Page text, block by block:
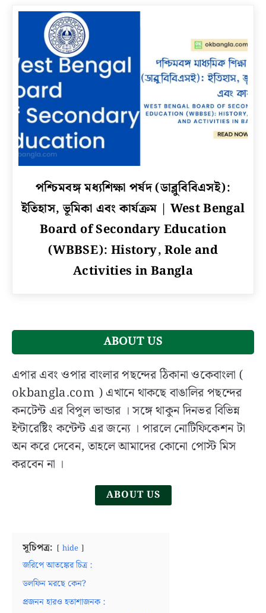
চিকিৎসা
details
of
Hypothyroidism
in
Bengali
to
পশ্চিমবঙ্গ
মধ্যশিক্ষা
(ডাব্লুবিবিএসই):
|
Bengal
Board
of
Secondary
Education
(WBBSE):
History,
Role
and
পশ্চিমবঙ্গ মধ্যশিক্ষা পর্ষদ (ডাব্লুবিবিএসই):
ইতিহাস, ভূমিকা এবং কার্যক্রম | West Bengal
Board of Secondary Education
(WBBSE): History, Role and
Activities in Bangla
ABOUT US
এপার এবং ওপার বাংলার পছন্দের ঠিকানা ওকেবাংলা (
okbangla.com ) এখানে থাকছে বাঙালির পছন্দের
কনটেন্ট এর বিপুল ভান্ডার । সঙ্গে থাকুন দিনভর বিভিন্ন
ইন্টারেষ্টিং কন্টেন্ট এর জন্যে । পারলে নোটিফিকেশন টা
অন করে দেবেন, তাহলে আমাদের কোনো পোস্ট মিস
করবেন না ।
ABOUT US
সূচিপত্র: hide
জরিপে আতঙ্কের চিত্র :
ডলফিন মরছে কেন?
প্রজনন হারও হতাশাজনক :